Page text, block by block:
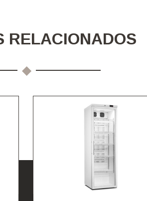
RELACIONADOS